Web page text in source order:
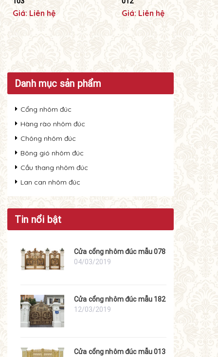
Giá: Liên hệ Giá: Liên hệ
Danh mục sản phẩm
Cổng nhôm đúc
Hàng rào nhôm đúc
Chông nhôm đúc
Bông gió nhôm đúc
Cầu thang nhôm đúc
Lan can nhôm đúc
Tin nổi bật
Cửa cổng nhôm đúc mẫu 078
04/03/2019
Cửa cổng nhôm đúc mẫu 182
12/03/2019
Cửa cổng nhôm đúc mẫu 013